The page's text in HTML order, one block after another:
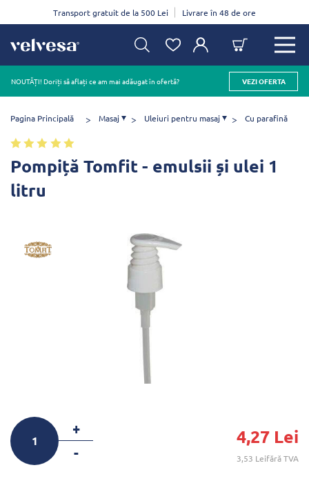
Transport gratuit de la 500 Lei Livrare în 48 de ore
NOUTĂȚI! Doriți să aflați ce am mai adăugat în ofertă? VEZI OFERTA
Pagina Principală Masaj Uleiuri pentru masaj Cu parafină
Pompiță Tomfit - emulsii și ulei 1
litru
+
-
4,27 Lei
3,53 Leifără TVA